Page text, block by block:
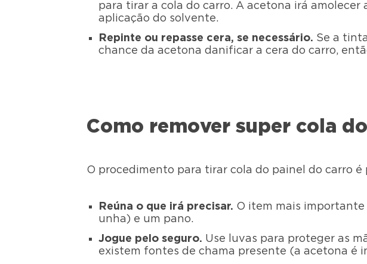
para tirar a cola do carro. A acetona irá
aplicação do solvente.
Repinte ou repasse cera, se necessário. Se a
chance da acetona danificar a cera do carro,
Como remover super cola
O procedimento para tirar cola do painel do carro é
Reúna o que irá precisar. O item mais
unha) e um pano.
Jogue pelo seguro. Use luvas para proteger as
existem fontes de chama presente (a acetona é